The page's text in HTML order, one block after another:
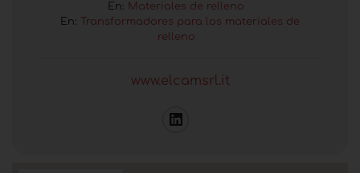
En: Materiales de relleno
En:
Transformadores para los materiales de
relleno
www.elcamsrl.it